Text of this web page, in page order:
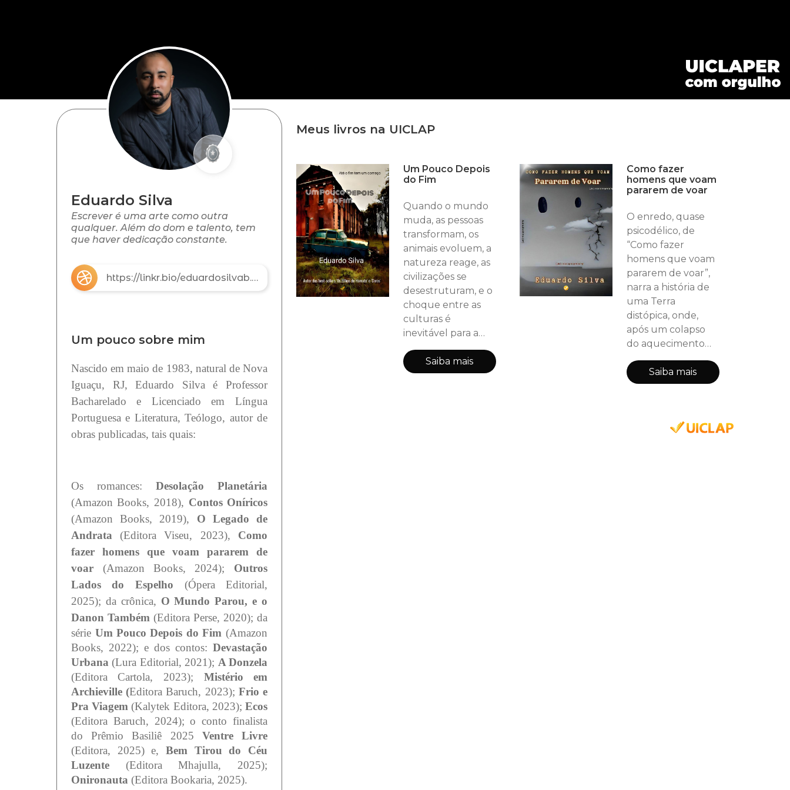
Eduardo Silva
Escrever é uma arte como outra
qualquer. Além do dom e talento, tem
que haver dedicação constante.
https://linkr.bio/eduardosilvab.escritor
Um pouco sobre mim
Nascido em maio de 1983, natural de Nova
Iguaçu, RJ, Eduardo Silva é Professor
Bacharelado e Licenciado em Língua
Portuguesa e Literatura, Teólogo, autor de
obras publicadas, tais quais:
Os romances: Desolação Planetária
(Amazon Books, 2018), Contos Oníricos
(Amazon Books, 2019), O Legado de
Andrata (Editora Viseu, 2023), Como
fazer homens que voam pararem de
voar (Amazon Books, 2024); Outros
Lados do Espelho (Ópera Editorial,
2025); da crônica, O Mundo Parou, e o
Danon Também (Editora Perse, 2020); da
série Um Pouco Depois do Fim (Amazon
Books, 2022); e dos contos: Devastação
Urbana (Lura Editorial, 2021); A Donzela
(Editora Cartola, 2023); Mistério em
Archieville (Editora Baruch, 2023); Frio e
Pra Viagem (Kalytek Editora, 2023); Ecos
(Editora Baruch, 2024); o conto finalista
do Prêmio Basiliê 2025 Ventre Livre
(Editora, 2025) e, Bem Tirou do Céu
Luzente (Editora Mhajulla, 2025);
Onironauta (Editora Bookaria, 2025).
Meus livros na UICLAP
Um Pouco Depois
do Fim
Quando o mundo
muda, as pessoas
transformam, os
animais evoluem, a
natureza reage, as
civilizações se
desestruturam, e o
choque entre as
culturas é
inevitável para a
recomposição da
sociedade. O
individualismo flui
Saiba mais
Como fazer
homens que voam
pararem de voar
O enredo, quase
psicodélico, de
“Como fazer
homens que voam
pararem de voar”,
narra a história de
uma Terra
distópica, onde,
após um colapso
do aquecimento
global, criaturas
amorfas surgem,
trazendo caos,
só conseguem
Saiba mais